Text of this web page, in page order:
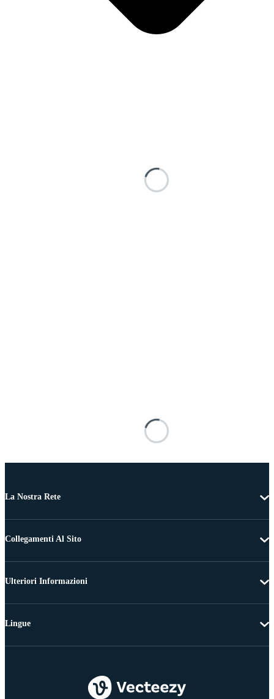
La Nostra Rete
Collegamenti Al Sito
Ulteriori Informazioni
Lingue